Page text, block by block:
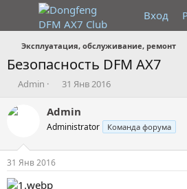
Вход
Эксплуатация, обслуживание, ремонт
Безопасность DFM AX7
А
т
т
е
м
ы
Admin
Д
т
а
н
а
31 Янв 2016
Admin
Administrator Команда форума
31 Янв 2016